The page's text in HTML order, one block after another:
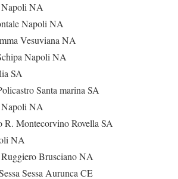
Napoli NA
Napoli NA
Vesuviana NA
Napoli NA
SA
Santa marina SA
NA
Montecorvino Rovella SA
NA
Brusciano NA
Sessa Aurunca CE